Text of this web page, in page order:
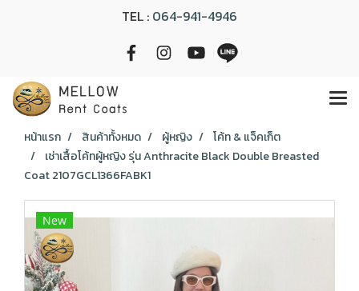
TEL : 064-941-4946
หน้าแรก สินค้าทั้งหมด ผู้หญิง
โค้ท & แจ็คเก็ต
เช่าเสื้อโค้ทผู้หญิง รุ่น Anthracite Black Double Breasted
Coat 2107GCL1366FABK1
New